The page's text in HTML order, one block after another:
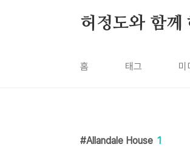
허정도와 함께
홈 태그 미
Allandale House 1